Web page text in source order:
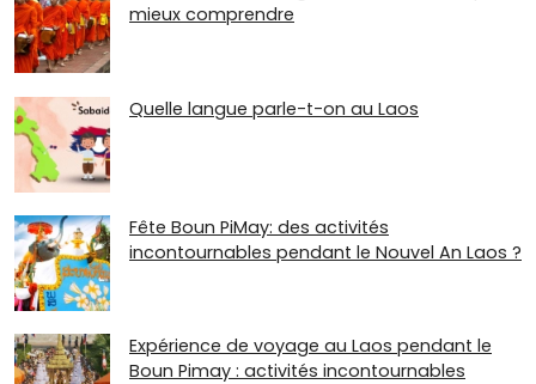
mieux comprendre
Quelle langue parle-t-on au Laos
Fête Boun PiMay: des activités
incontournables pendant le Nouvel An Laos ?
Expérience de voyage au Laos pendant le
Boun Pimay : activités incontournables